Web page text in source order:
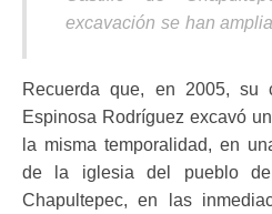
excavación se han
Recuerda que, en 2005, su
Espinosa Rodríguez excavó
la misma temporalidad, en
de la iglesia del pueblo
Chapultepec, en las